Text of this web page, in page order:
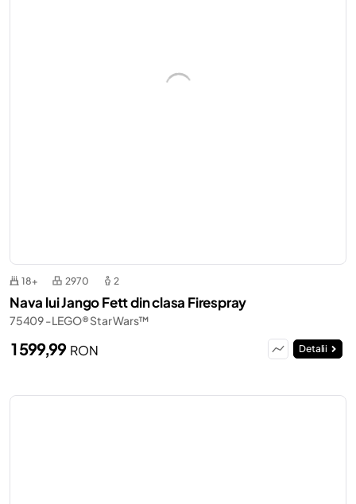
18+ 2970 2
Nava lui Jango Fett din clasa Firespray
75409 - LEGO® Star Wars™
1 599,99 RON Detalii